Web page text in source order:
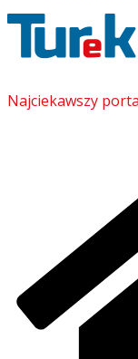
Najciekawszy